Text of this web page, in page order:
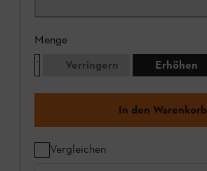
Menge
Verringern
Erhöhen
In den Warenkorb
Vergleichen